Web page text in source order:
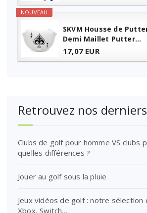
NOUVEAU
SKVM Housse de
Demi Maillet Putter...
17,07 EUR
Retrouvez nos
Clubs de golf pour homme VS clubs
quelles différences ?
Jouer au golf sous la pluie
Jeux vidéos de golf : notre sélection
Xbox, Switch…